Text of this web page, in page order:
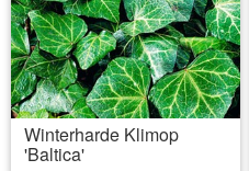
Winterharde Klimop
'Baltica'